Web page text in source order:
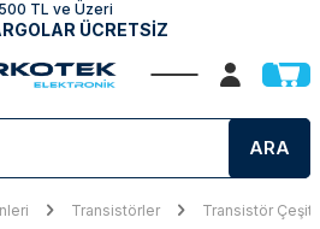
TL ve Üzeri
ÜCRETSİZ
ARA
Transistörler Transistör